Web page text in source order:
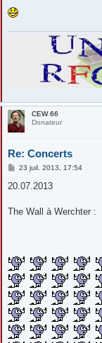
CEW 66
Donateur
Re: Concerts
M
s
g
23 juil. 2013, 17:54
20.07.2013
The Wall à Werchter :